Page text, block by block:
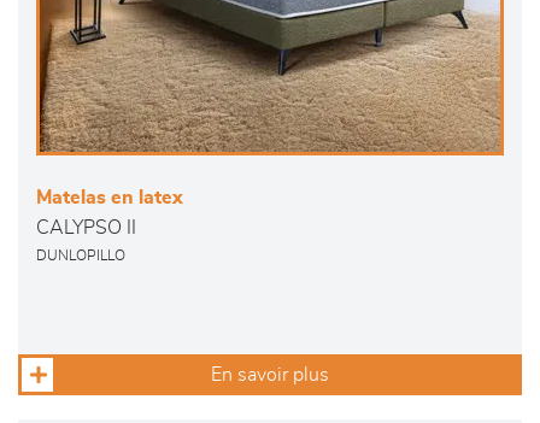
Matelas en latex
CALYPSO II
DUNLOPILLO
En savoir plus